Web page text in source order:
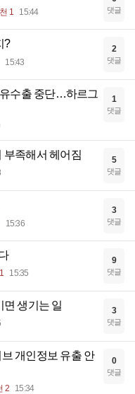
1 15:44 댓글
?
15:43
2
댓글
수출 중단…하르그
1
댓글
부족해서 헤어짐 5
댓글
15:36
3
댓글
15:35
9
댓글
면 생기는 일 3
댓글
개인정보 유출 안
2 15:34
0
댓글